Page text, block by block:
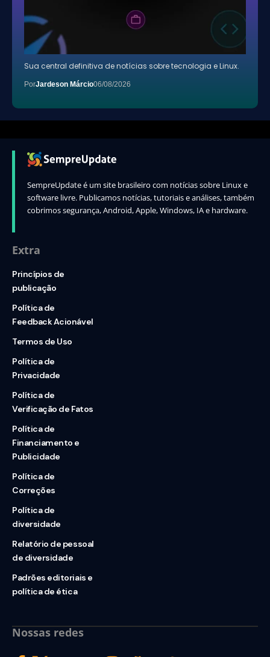
Sua central definitiva de notícias sobre tecnologia e Linux.
PorJardeson Márcio06/08/2026
SempreUpdate é um site brasileiro com notícias sobre Linux e
software livre. Publicamos notícias, tutoriais e análises, também
cobrimos segurança, Android, Apple, Windows, IA e hardware.
Extra
Princípios de
publicação
Política de
Feedback Acionável
Termos de Uso
Política de
Privacidade
Política de
Verificação de Fatos
Política de
Financiamento e
Publicidade
Política de
Correções
Política de
diversidade
Relatório de pessoal
de diversidade
Padrões editoriais e
política de ética
Nossas redes